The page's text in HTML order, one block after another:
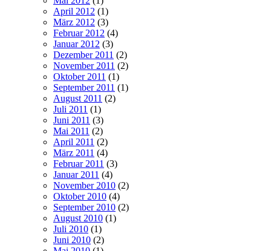
April 2012 (1)
März 2012 (3)
Februar 2012 (4)
Januar 2012 (3)
Dezember 2011 (2)
November 2011 (2)
Oktober 2011 (1)
September 2011 (1)
August 2011 (2)
Juli 2011 (1)
Juni 2011 (3)
Mai 2011 (2)
April 2011 (2)
März 2011 (4)
Februar 2011 (3)
Januar 2011 (4)
November 2010 (2)
Oktober 2010 (4)
September 2010 (2)
August 2010 (1)
Juli 2010 (1)
Juni 2010 (2)